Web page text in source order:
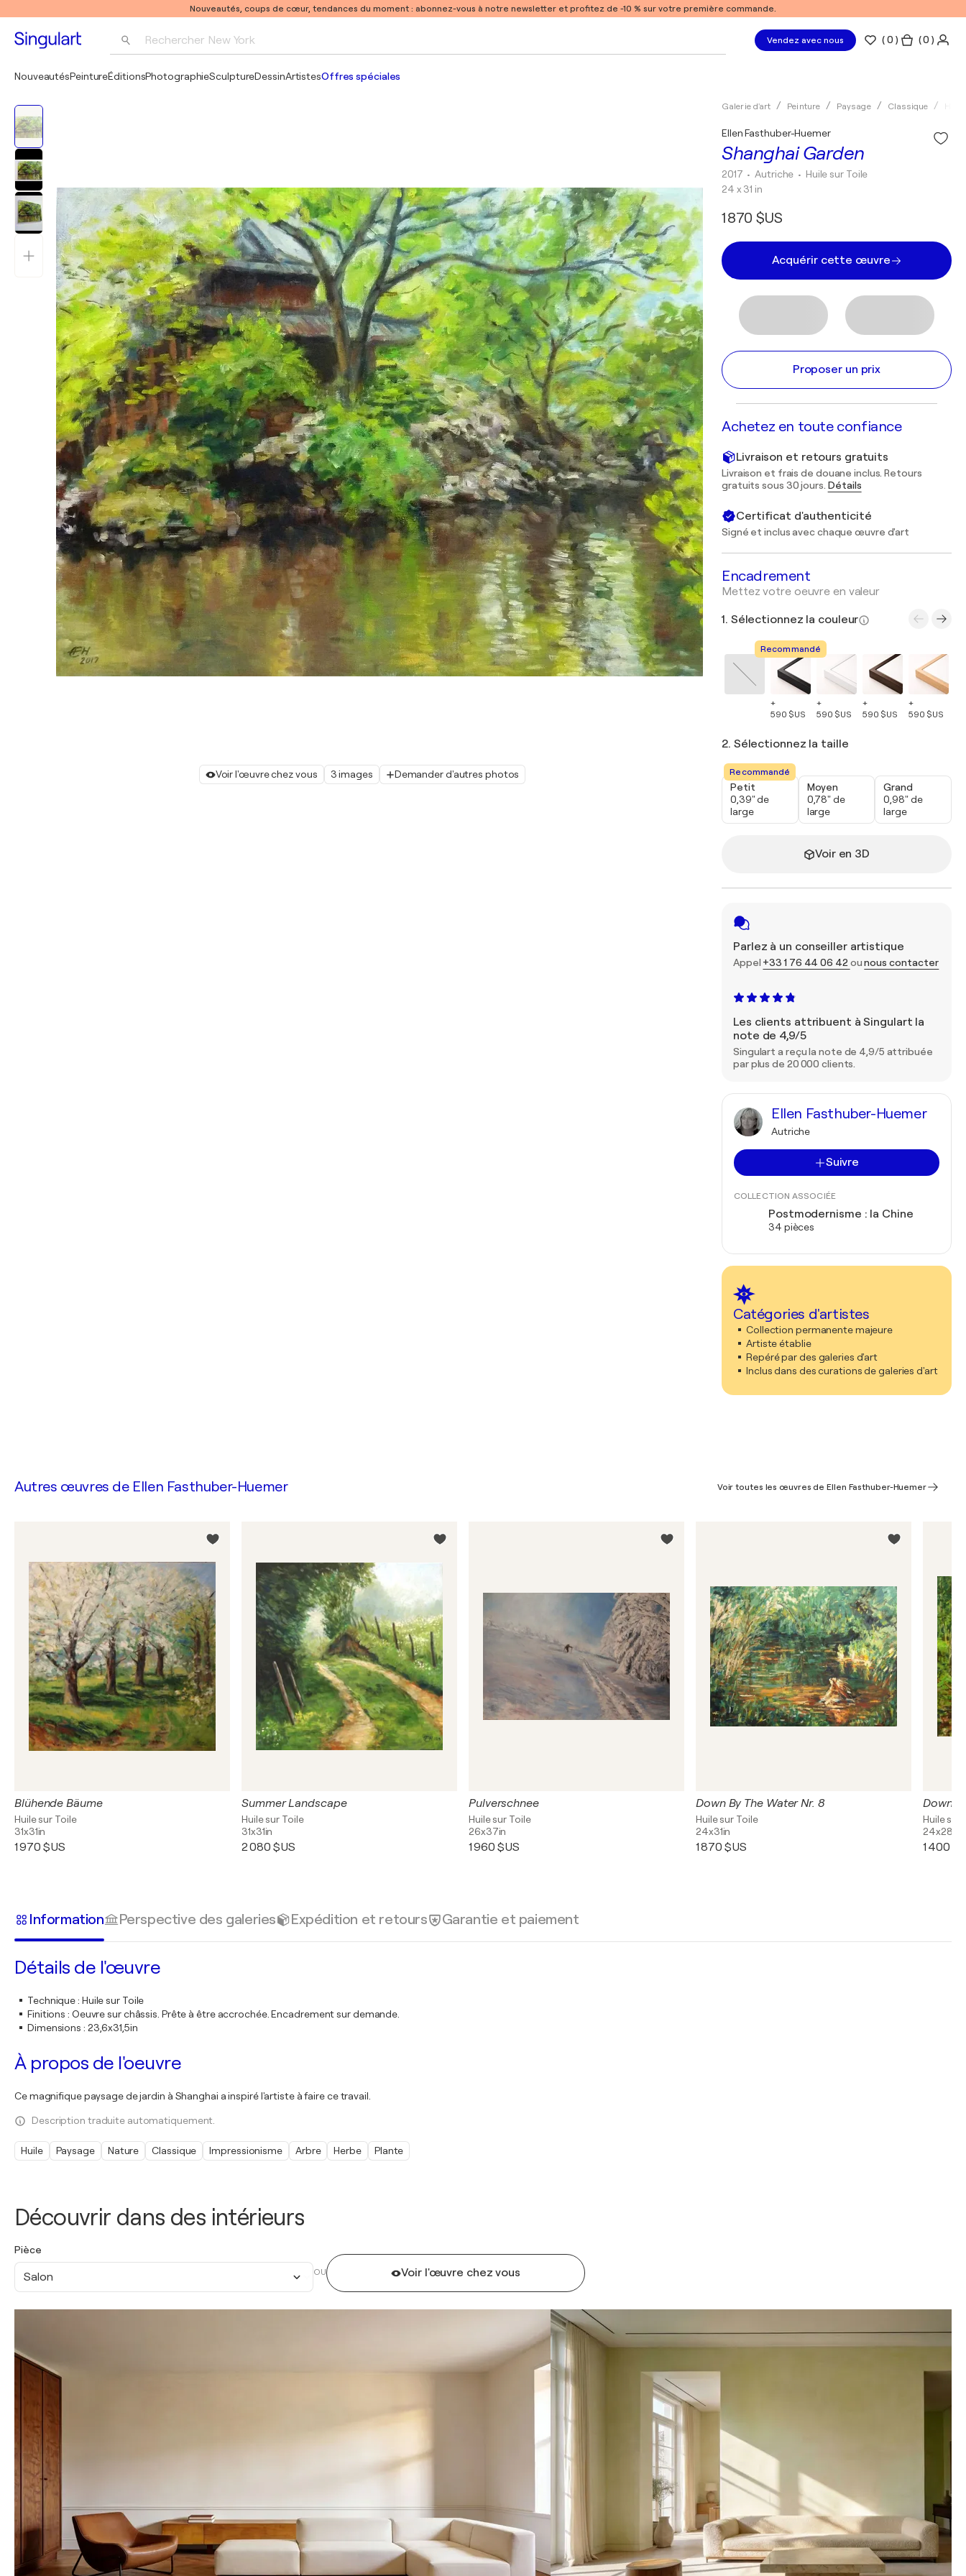
Nouveautés, coups de cœur, tendances du moment : abonnez-vous à notre newsletter et profitez de -10 % sur votre première commande.
Rechercher New York Vendez avec nous (0 ) ( 0 )
NouveautésPeintureÉditionsPhotographieSculptureDessinArtistesOffres spéciales
Voir l'œuvre chez vous 3 images Demander d'autres photos
Galerie d'art Peinture Paysage Classique Huile
Shanghai Garden
Ellen Fasthuber-Huemer
2017 • Autriche • Huile sur Toile
24 x 31 in
1 870 $US
Acquérir cette œuvre
Proposer un prix
Achetez en toute confiance
Livraison et retours gratuits
Livraison et frais de douane inclus. Retours
gratuits sous 30 jours. Détails
Certificat d'authenticité
Signé et inclus avec chaque œuvre d'art
Encadrement
Mettez votre oeuvre en valeur
1. Sélectionnez la couleur
Recommandé
+
590 $US
+
590 $US
+
590 $US
+
590 $US
2. Sélectionnez la taille
Recommandé
Petit
0,39" de
large
Moyen
0,78" de
large
Grand
0,98" de
large
Voir en 3D
Parlez à un conseiller artistique
Appel +33 1 76 44 06 42 ounous contacter
Les clients attribuent à Singulart la
note de 4,9/5
Singulart a reçu la note de 4,9/5 attribuée
par plus de 20 000 clients.
Ellen Fasthuber-Huemer
Autriche
Suivre
COLLECTION ASSOCIÉE
Postmodernisme : la Chine
34 pièces
Catégories d'artistes
Collection permanente majeure
Artiste établie
Repéré par des galeries d'art
Inclus dans des curations de galeries d'art
Découvrir dans des intérieurs
Pièce
Salon OU Voir l'œuvre chez vous
Autres œuvres de Ellen Fasthuber-Huemer Voir toutes les œuvres de Ellen Fasthuber-Huemer
Blühende Bäume
Huile sur Toile
31x31in
1 970 $US
Summer Landscape
Huile sur Toile
31x31in
2 080 $US
Pulverschnee
Huile sur Toile
26x37in
1 960 $US
Down By The Water Nr. 8
Huile sur Toile
24x31in
1 870 $US
Down
Huile sur
24x28in
1 400
Information Perspective des galeries Expédition et retours Garantie et paiement
Détails de l'œuvre
Technique: Huile sur Toile
Finitions : Oeuvre sur châssis. Prête à être accrochée. Encadrement sur demande.
Dimensions : 23,6x31,5in
À propos de l'oeuvre
Ce magnifique paysage de jardin à Shanghai a inspiré l'artiste à faire ce travail.
Description traduite automatiquement.
Huile Paysage Nature Classique Impressionisme Arbre Herbe Plante